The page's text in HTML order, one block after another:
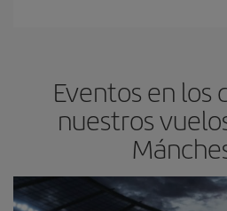
Eventos en los
nuestros